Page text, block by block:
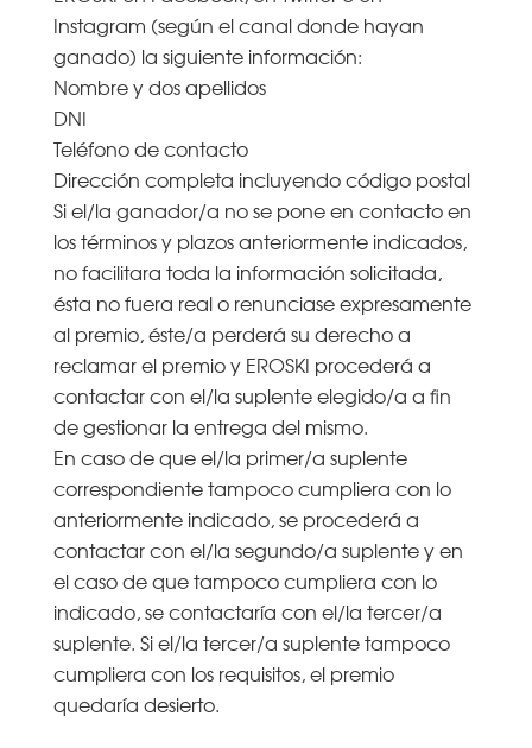
Instagram (según el canal donde hayan
ganado) la siguiente información:
Nombre y dos apellidos
DNI
Teléfono de contacto
Dirección completa incluyendo código postal
Si el/la ganador/a no se pone en contacto en
los términos y plazos anteriormente indicados,
no facilitara toda la información solicitada,
ésta no fuera real o renunciase expresamente
al premio, éste/a perderá su derecho a
reclamar el premio y EROSKI procederá a
contactar con el/la suplente elegido/a a fin
de gestionar la entrega del mismo.
En caso de que el/la primer/a suplente
correspondiente tampoco cumpliera con lo
anteriormente indicado, se procederá a
contactar con el/la segundo/a suplente y en
el caso de que tampoco cumpliera con lo
indicado, se contactaría con el/la tercer/a
suplente. Si el/la tercer/a suplente tampoco
cumpliera con los requisitos, el premio
quedaría desierto.